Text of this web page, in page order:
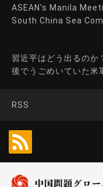
ASEAN’s Manila
South China Sea
習近平はどう出るの
後でうごめいていた米
RSS